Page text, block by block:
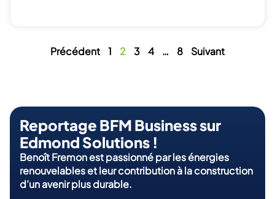
Précédent 1 2 3 4 … 8 Suivant
Reportage BFM Business sur
Edmond Solutions !
Benoît Fremon est passionné par les énergies
renouvelables et leur contribution à la construction
d’un avenir plus durable.